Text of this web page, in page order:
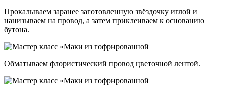
Прокалываем заранее заготовленную звёздочку иглой и
нанизываем на провод, а затем приклеиваем к основанию
бутона.
Обматываем флористический провод цветочной лентой.